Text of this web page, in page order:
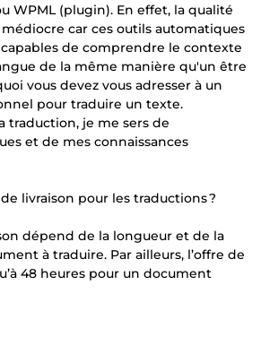
WPML (plugin). En effet, la qualité
car ces outils automatiques
de comprendre le contexte
de la même manière qu'un être
vous devez vous adresser à un
pour traduire un texte.
traduction, je me sers de
et de mes connaissances
livraison pour les traductions ?
dépend de la longueur et de la
à traduire. Par ailleurs, l’offre de
48 heures pour un document